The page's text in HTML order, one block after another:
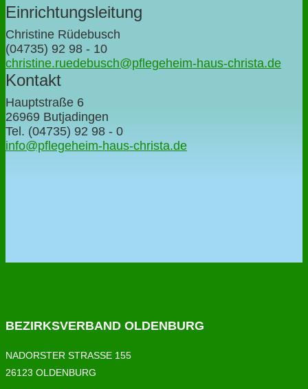
Einrichtungsleitung
Christine Rüdebusch
(04735) 92 98 - 10
christine.ruedebusch@pflegeheim-haus-christa.de
Kontakt
Hauptstraße 6
26969 Butjadingen
Tel. (04735) 92 98 - 0
info@pflegeheim-haus-christa.de
BEZIRKSVERBAND OLDENBURG
NADORSTER STRASSE 155
26123 OLDENBURG